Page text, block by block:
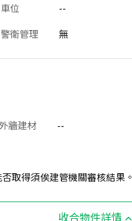
車位 --
警衛管理 無
牆建材 --
取得須俟建管機關審核結果。
收合物件詳情